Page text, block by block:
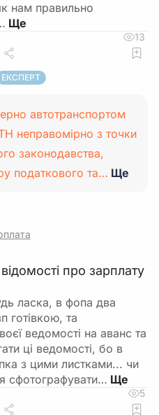
нам правильно
13
ЕКСПЕРТ
автотранспортом
неправомірно з точки
законодавства,
податкового та… Ще
про зарплату
ласка, в фопа два
готівкою, та
ведомості на аванс та
ці ведомості, бо в
з цими листками... чи
сфотографувати…
5